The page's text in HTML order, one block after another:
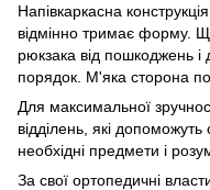
Напівкаркасна
відмінно тримає форму.
рюкзака від пошкоджень і
порядок. М'яка сторона
Для максимальної
відділень, які
необхідні предмети і
За свої ортопедичні